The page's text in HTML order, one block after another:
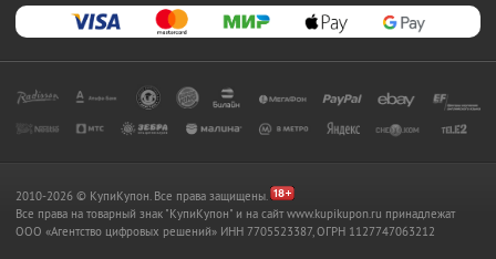
2010-2026 © КупиКупон. Все права защищены.
Все права на товарный знак "КупиКупон" и на сайт www.kupikupon.ru принадлежат
OOO «Агентство цифровых решений» ИНН 7705523387, ОГРН 1127747063212